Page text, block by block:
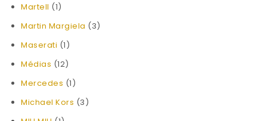
Martell (1)
Martin Margiela (3)
Maserati (1)
Médias (12)
Mercedes (1)
Michael Kors (3)